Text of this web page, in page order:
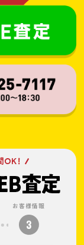
お客様情報
3